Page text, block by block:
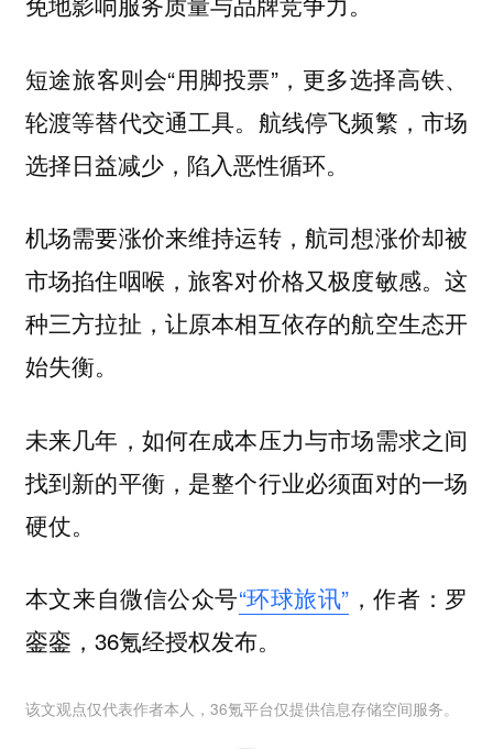
短途旅客则会“用脚投票”，更多选择高铁、
轮渡等替代交通工具。航线停飞频繁，市场
选择日益减少，陷入恶性循环。
机场需要涨价来维持运转，航司想涨价却被
市场掐住咽喉，旅客对价格又极度敏感。这
种三方拉扯，让原本相互依存的航空生态开
始失衡。
未来几年，如何在成本压力与市场需求之间
找到新的平衡，是整个行业必须面对的一场
硬仗。
本文来自微信公众号“环球旅讯” ，作者：罗
銮銮，36氪经授权发布。
该文观点仅代表作者本人，36氪平台仅提供信息存储空间服务。